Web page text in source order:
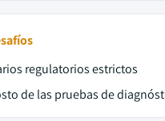
regulatorios estrictos
de las pruebas de